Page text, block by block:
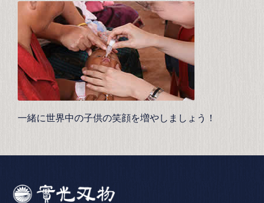
一緒に世界中の子供の笑顔を増やしましょう！